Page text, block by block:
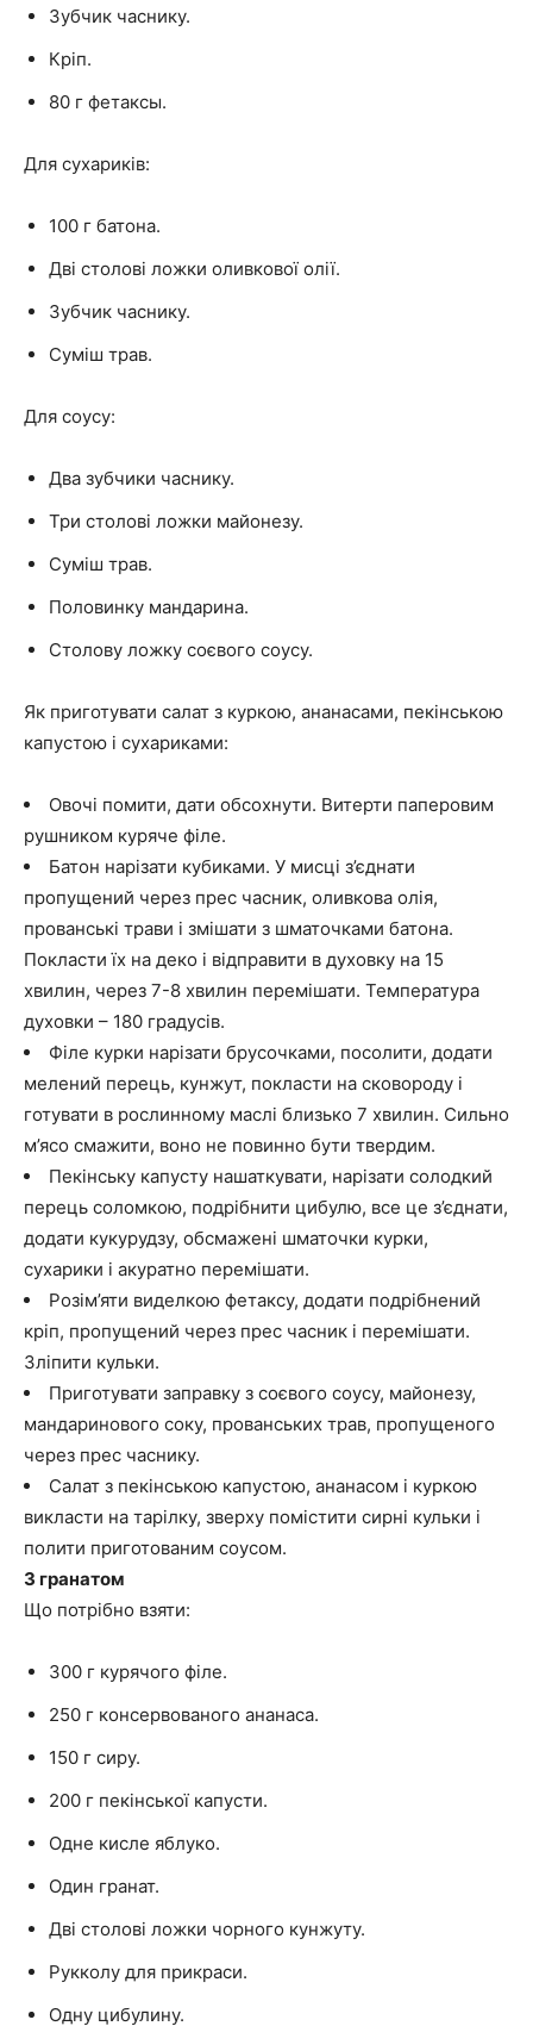
Зубчик часнику.
Кріп.
80 г фетаксы.
Для сухариків:
100 г батона.
Дві столові ложки оливкової олії.
Зубчик часнику.
Суміш трав.
Для соусу:
Два зубчики часнику.
Три столові ложки майонезу.
Суміш трав.
Половинку мандарина.
Столову ложку соєвого соусу.
Як приготувати салат з куркою, ананасами, пекінською
капустою і сухариками:
Овочі помити, дати обсохнути. Витерти паперовим
рушником куряче філе.
Батон нарізати кубиками. У мисці з’єднати
пропущений через прес часник, оливкова олія,
прованські трави і змішати з шматочками батона.
Покласти їх на деко і відправити в духовку на 15
хвилин, через 7-8 хвилин перемішати. Температура
духовки – 180 градусів.
Філе курки нарізати брусочками, посолити, додати
мелений перець, кунжут, покласти на сковороду і
готувати в рослинному маслі близько 7 хвилин. Сильно
м’ясо смажити, воно не повинно бути твердим.
Пекінську капусту нашаткувати, нарізати солодкий
перець соломкою, подрібнити цибулю, все це з’єднати,
додати кукурудзу, обсмажені шматочки курки,
сухарики і акуратно перемішати.
Розім’яти виделкою фетаксу, додати подрібнений
кріп, пропущений через прес часник і перемішати.
Зліпити кульки.
Приготувати заправку з соєвого соусу, майонезу,
мандаринового соку, прованських трав, пропущеного
через прес часнику.
Салат з пекінською капустою, ананасом і куркою
викласти на тарілку, зверху помістити сирні кульки і
полити приготованим соусом.
З гранатом
Що потрібно взяти:
300 г курячого філе.
250 г консервованого ананаса.
150 г сиру.
200 г пекінської капусти.
Одне кисле яблуко.
Один гранат.
Дві столові ложки чорного кунжуту.
Рукколу для прикраси.
Одну цибулину.